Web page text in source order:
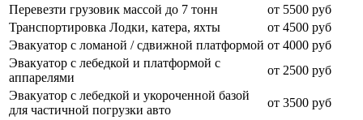
Перевезти грузовик массой до 7 тонн
от 5500 руб
Транспортировка Лодки, катера, яхты
от 4500 руб
Эвакуатор c ломаной / сдвижной платформой от 4000 руб
Эвакуатор с лебедкой и платформой с
аппарелями
от 2500 руб
Эвакуатор с лебедкой и укороченной базой
для частичной погрузки авто
от 3500 руб